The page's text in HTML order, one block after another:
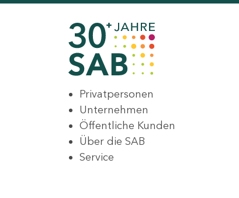
Privatpersonen
Unternehmen
Öffentliche Kunden
Über die SAB
Service